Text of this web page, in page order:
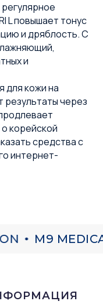
L повышает тонус
и дряблость. С
и
для кожи на
результаты через
корейской
средства с
интернет-
M9 MEDICAL